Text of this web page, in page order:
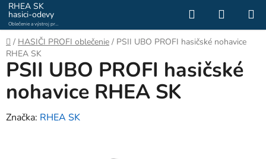
Prejsť
na
obsah
RHEA SK
hasici-odevy
Oblečenie a výstroj pre
hasičov a záchranárov
Hľadať
KOŠÍK
Domov
/ HASIČI PROFI oblečenie / PSII UBO PROFI hasičské nohavice
RHEA SK
PSII UBO PROFI hasičské
nohavice RHEA SK
Značka: RHEA SK